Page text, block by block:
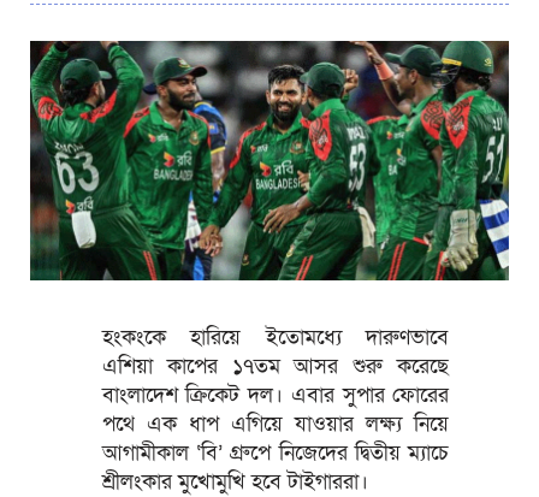
হংকংকে হারিয়ে ইতোমধ্যে দারুণভাবে
এশিয়া কাপের ১৭তম আসর শুরু করেছে
বাংলাদেশ ক্রিকেট দল। এবার সুপার ফোরের
পথে এক ধাপ এগিয়ে যাওয়ার লক্ষ্য নিয়ে
আগামীকাল ‘বি’ গ্রুপে নিজেদের দ্বিতীয় ম্যাচে
শ্রীলংকার মুখোমুখি হবে টাইগাররা।